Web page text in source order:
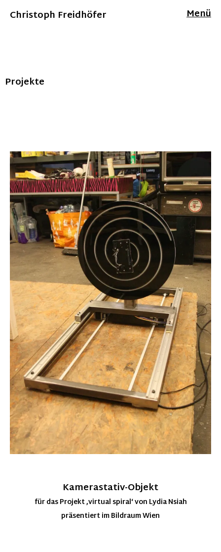
Christoph Freidhöfer Menü
Projekte
Kamerastativ-Objekt
für das Projekt ‚virtual spiral‘ von Lydia Nsiah
präsentiert im Bildraum Wien